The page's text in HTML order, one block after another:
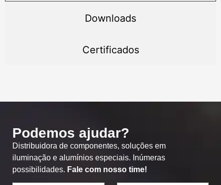
Downloads
Certificados
Podemos ajudar?
Distribuidora de componentes, soluções em
iluminação e alumínios especiais. Inúmeras
possibilidades. Fale com nosso time!